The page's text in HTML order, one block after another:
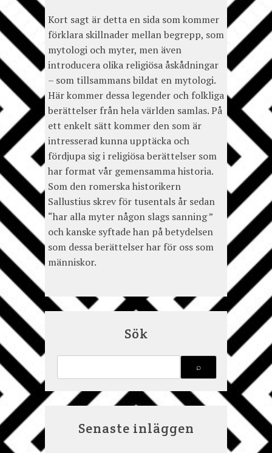
Kort sagt är detta en sida som kommer
förklara skillnader mellan begrepp, som
mytologi och myter, men även
introducera olika religiösa åskådningar
– som tillsammans bildat en mytologi.
Här kommer dessa legender och folkliga
berättelser från hela världen samlas. På
ett enkelt sätt kommer den som är
intresserad kunna upptäcka och
fördjupa sig i religiösa berättelser som
har format vår gemensamma historia.
Som den romerska historikern
Sallustius skrev för tusentals år sedan
“har alla myter någon slags sanning ”
och kanske syftade han på betydelsen
som dessa berättelser har för oss som
människor.
Sök
Senaste inläggen